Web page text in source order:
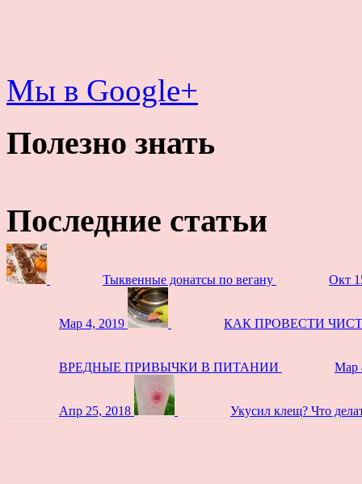
Мы в Google+
Полезно знать
Последние статьи
Тыквенные донатсы по вегану Окт
Мар 4, 2019 КАК ПРОВЕСТИ
ВРЕДНЫЕ ПРИВЫЧКИ В ПИТАНИИ Мар
Апр 25, 2018 Укусил клещ? Что